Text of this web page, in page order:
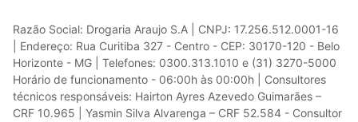
Razão Social: Drogaria Araujo S.A | CNPJ: 17.256.512.0001-16
| Endereço: Rua Curitiba 327 - Centro - CEP: 30170-120 - Belo
Horizonte - MG | Telefones: 0300.313.1010 e (31) 3270-5000
Horário de funcionamento - 06:00h às 00:00h | Consultores
técnicos responsáveis: Hairton Ayres Azevedo Guimarães –
CRF 10.965 | Yasmin Silva Alvarenga – CRF 52.584 - Consultor